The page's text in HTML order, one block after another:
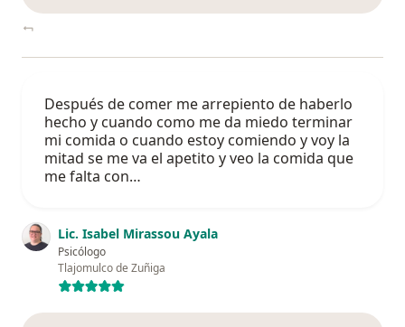
Después de comer me arrepiento de haberlo
hecho y cuando como me da miedo terminar
mi comida o cuando estoy comiendo y voy la
mitad se me va el apetito y veo la comida que
me falta con…
Lic. Isabel Mirassou Ayala
Psicólogo
Tlajomulco de Zuñiga